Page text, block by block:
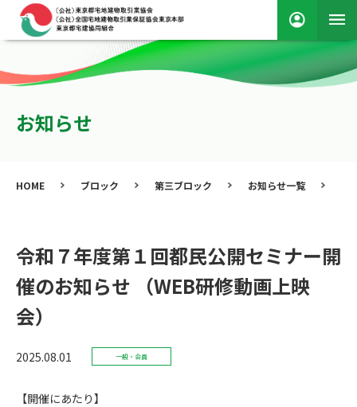
お知らせ
HOME ブロック 第三ブロック お知らせ一覧
令和７年度第１回都民公開セミナー開
催のお知らせ （WEB研修動画上映
会）
2025.08.01 一般・会員
【開催にあたり】